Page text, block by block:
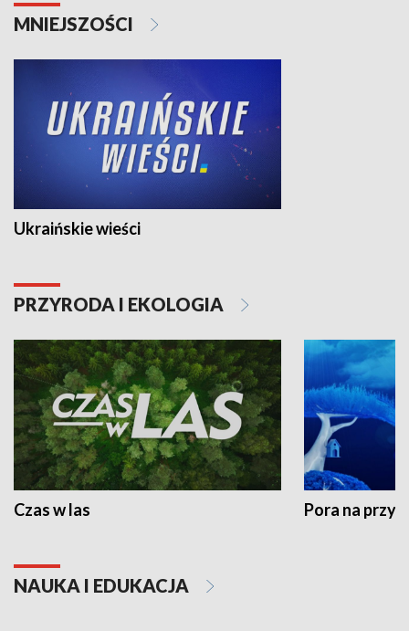
MNIEJSZOŚCI
Ukraińskie wieści
PRZYRODA I EKOLOGIA
Czas w las Pora na
NAUKA I EDUKACJA